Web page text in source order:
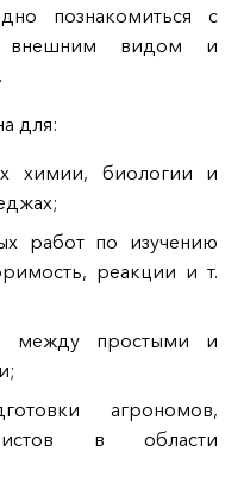
познакомиться с
внешним видом и
для:
химии, биологии и
работ по изучению
реакции и т.
между простыми и
агрономов,
в области